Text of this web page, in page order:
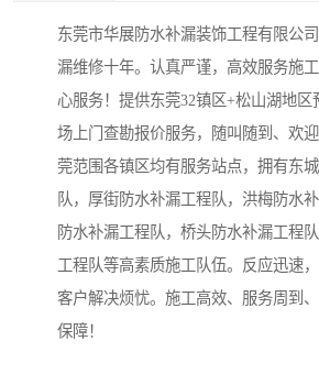
东莞市华展防水补漏装饰工程有限公
漏维修十年。认真严谨，高效服务施
心服务！提供东莞32镇区+松山湖地区
场上门查勘报价服务，随叫随到、欢
莞范围各镇区均有服务站点，拥有东
队，厚街防水补漏工程队，洪梅防水
防水补漏工程队，桥头防水补漏工程
工程队等高素质施工队伍。反应迅速
客户解决烦忧。施工高效、服务周到
保障！